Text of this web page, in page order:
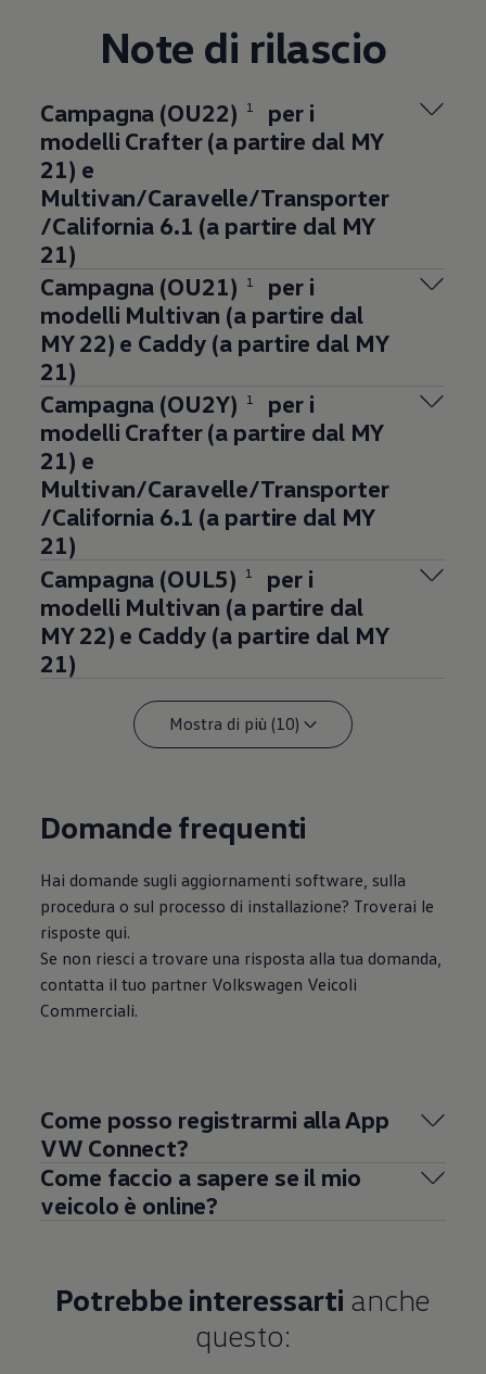
Note di rilascio
Campagna (OU22) 1
per i
modelli Crafter (a partire dal MY
21) e
Multivan/Caravelle/Transporter
/California 6.1 (a partire dal MY
21)
Campagna (OU21)
1
per i
modelli Multivan (a partire dal
MY 22) e Caddy (a partire dal MY
21)
Campagna (OU2Y)
1
per i
modelli Crafter (a partire dal MY
21) e
Multivan/Caravelle/Transporter
/California 6.1 (a partire dal MY
21)
Campagna (OUL5)
1
per i
modelli Multivan (a partire dal
MY 22) e Caddy (a partire dal MY
21)
Mostra di più (10)
Domande frequenti
Hai domande sugli aggiornamenti software, sulla
procedura o sul processo di installazione? Troverai le
risposte qui.
Se non riesci a trovare una risposta alla tua domanda,
contatta il tuo partner Volkswagen Veicoli
Commerciali.
Come posso registrarmi alla App
VW Connect?
Come faccio a sapere se il mio
veicolo è online?
Potrebbe interessarti anche
questo: